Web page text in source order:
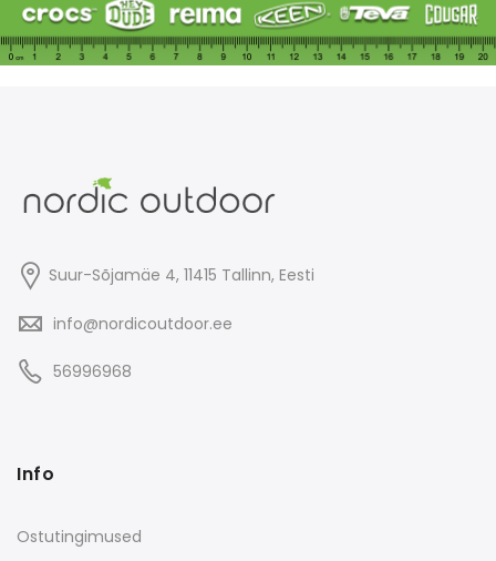
Suur-Sõjamäe 4, 11415 Tallinn, Eesti
info@nordicoutdoor.ee
56996968
Info
Ostutingimused